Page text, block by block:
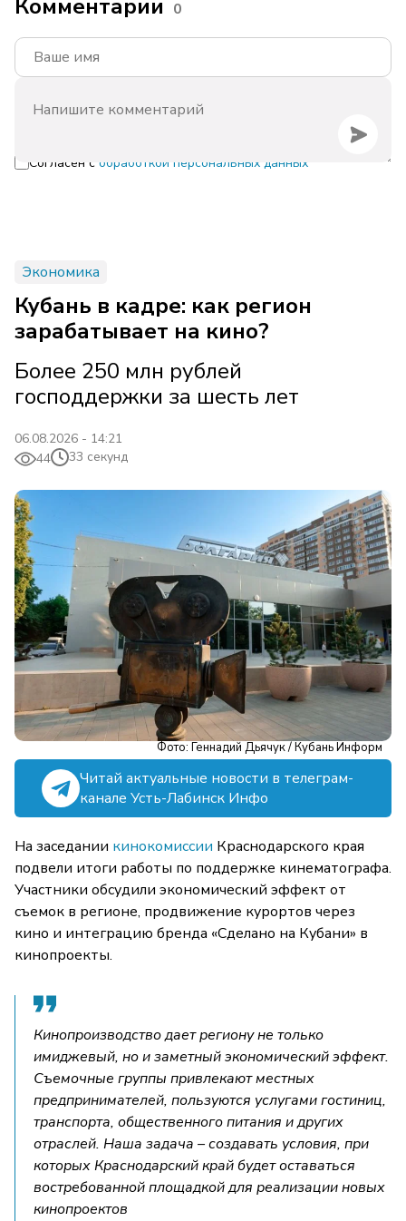
Комментарии 0
Согласен с обработкой персональных данных
Экономика
Кубань в кадре: как регион
зарабатывает на кино?
Более 250 млн рублей
господдержки за шесть лет
06.08.2026 - 14:21
44
33 секунд
Фото: Геннадий Дьячук / Кубань Информ
Читай актуальные новости в телеграм-
канале Усть-Лабинск Инфо
На заседании кинокомиссии Краснодарского края
подвели итоги работы по поддержке кинематографа.
Участники обсудили экономический эффект от
съемок в регионе, продвижение курортов через
кино и интеграцию бренда «Сделано на Кубани» в
кинопроекты.
Кинопроизводство дает региону не только
имиджевый, но и заметный экономический эффект.
Съемочные группы привлекают местных
предпринимателей, пользуются услугами гостиниц,
транспорта, общественного питания и других
отраслей. Наша задача – создавать условия, при
которых Краснодарский край будет оставаться
востребованной площадкой для реализации новых
кинопроектов